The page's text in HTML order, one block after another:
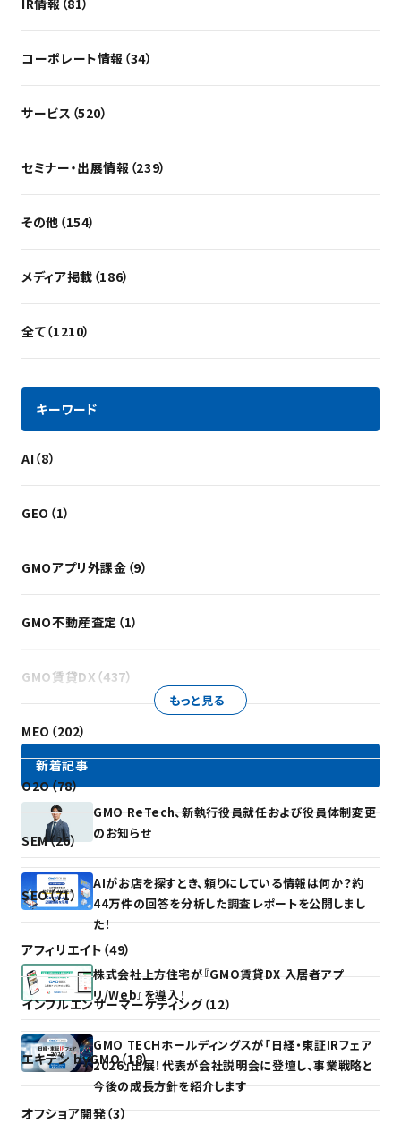
IR情報（81）
コーポレート情報（34）
サービス（520）
セミナー・出展情報（239）
その他（154）
メディア掲載（186）
全て（1210）
キーワード
AI（8）
GEO（1）
GMOアプリ外課金（9）
GMO不動産査定（1）
GMO賃貸DX（437）
MEO（202）
O2O（78）
SEM（26）
SEO（71）
アフィリエイト（49）
インフルエンサーマーケティング（12）
エキテン byGMO（18）
オフショア開発（3）
もっと見る
新着記事
GMO ReTech、新執行役員就任および役員体制変更
のお知らせ
AIがお店を探すとき、頼りにしている情報は何か？約
44万件の回答を分析した調査レポートを公開しまし
た！
株式会社上方住宅が『GMO賃貸DX 入居者アプ
リ/Web』を導入！
GMO TECHホールディングスが「日経・東証IRフェア
2026」出展！代表が会社説明会に登壇し、事業戦略と
今後の成長方針を紹介します